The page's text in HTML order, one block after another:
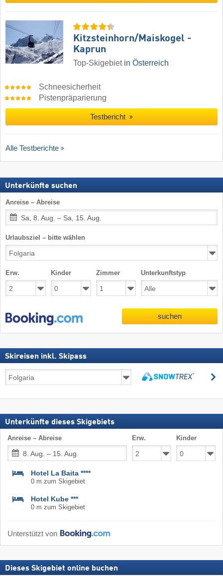
Kitzsteinhorn/​Maiskogel -
Kaprun
Top-Skigebiet in Österreich
Schneesicherheit
Pistenpräparierung
Testbericht
Alle Testberichte
Unterkünfte suchen
Anreise – Abreise
Sa, 8. Aug. – Sa, 15. Aug.
Urlaubsziel – bitte wählen
Erw. Kinder Zimmer Unterkunftstyp
suchen
Skireisen inkl. Skipass
Skireisen
inkl.
Unterkünfte dieses Skigebiets
Anreise – Abreise
8. Aug. – 15. Aug.
Erw. Kinder
Hotel La Baita ****
0 m zum Skigebiet
Hotel Kube ***
0 m zum Skigebiet
Unterstützt von
Dieses Skigebiet online buchen